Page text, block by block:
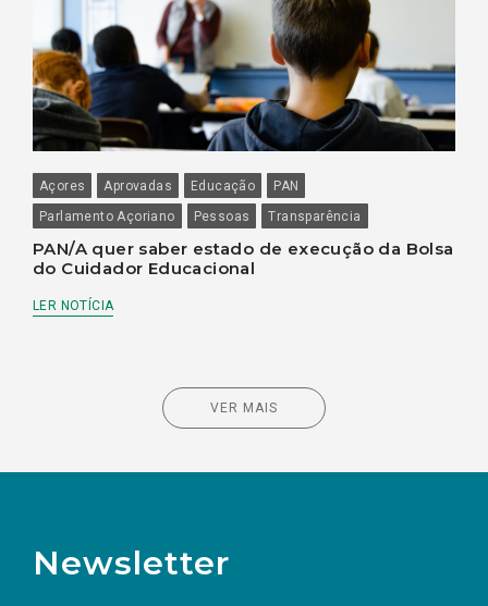
Açores Aprovadas Educação
PAN
Parlamento Açoriano
Pessoas Transparência
PAN/A quer saber estado de execução da Bolsa
do Cuidador Educacional
LER NOTÍCIA
VER MAIS
Newsletter